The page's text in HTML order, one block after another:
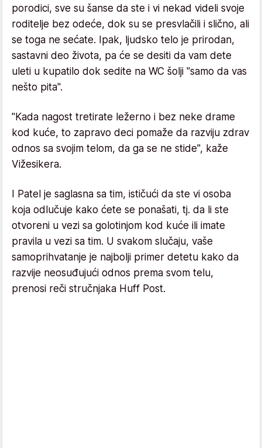
porodici, sve su šanse da ste i vi nekad videli svoje
roditelje bez odeće, dok su se presvlačili i slično, ali
se toga ne sećate. Ipak, ljudsko telo je prirodan,
sastavni deo života, pa će se desiti da vam dete
uleti u kupatilo dok sedite na WC šolji "samo da vas
nešto pita".
"Kada nagost tretirate ležerno i bez neke drame
kod kuće, to zapravo deci pomaže da razviju zdrav
odnos sa svojim telom, da ga se ne stide", kaže
Vižesikera.
I Patel je saglasna sa tim, ističući da ste vi osoba
koja odlučuje kako ćete se ponašati, tj. da li ste
otvoreni u vezi sa golotinjom kod kuće ili imate
pravila u vezi sa tim. U svakom slučaju, vaše
samoprihvatanje je najbolji primer detetu kako da
razvije neosuđujući odnos prema svom telu,
prenosi reči stručnjaka Huff Post.